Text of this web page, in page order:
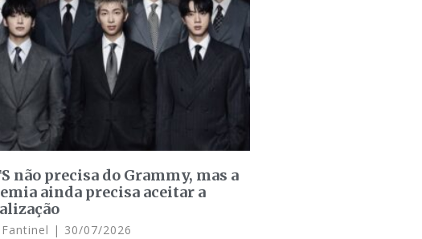
não precisa do Grammy, mas a
ainda precisa aceitar a
30/07/2026